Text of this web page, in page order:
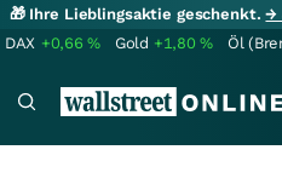
🎁 Ihre Lieblingsaktie geschenkt.→
DAX +0,66% Gold +1,80% Öl